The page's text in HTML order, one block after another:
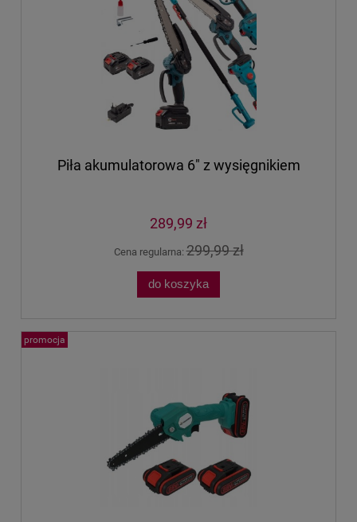
Piła akumulatorowa 6" z wysięgnikiem
289,99 zł
Cena regularna:299,99 zł
do koszyka
promocja